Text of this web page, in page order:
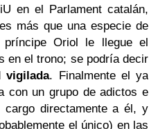
en el Parlament catalán,
más que una especie de
Oriol le llegue el
en el trono; se podría decir
vigilada. Finalmente el ya
con un grupo de adictos e
cargo directamente a él, y
el único) en las